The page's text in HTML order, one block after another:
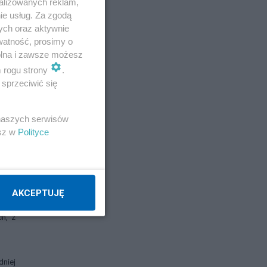
od
to
na
z
usług. Za zgodą
oraz aktywnie
prosimy o
i zawsze możesz
rogu strony
.
się
serwisów
w Polityce
AKCEPTUJĘ